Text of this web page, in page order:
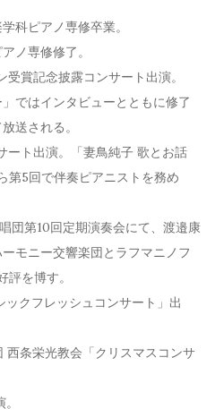
科ピアノ専修卒業。
ノ専修修了。
賞記念披露コンサート出演。
ではインタビューとともに修了
送される。
ート出演。「妻鳥純子 歌とお話
第5回で伴奏ピアニストを務め
団第10回定期演奏会にて、渡邉康
モニー交響楽団とラフマニノフ
を博す。
クフレッシュコンサート」出
西条栄光教会「クリスマスコンサ